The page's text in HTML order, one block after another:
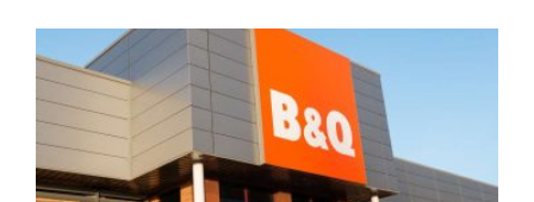
été testé pendant quatre mois dans le cadre d'un projet
pilote mené dans huit magasins et, selon l'enseigne, il a
permis de...